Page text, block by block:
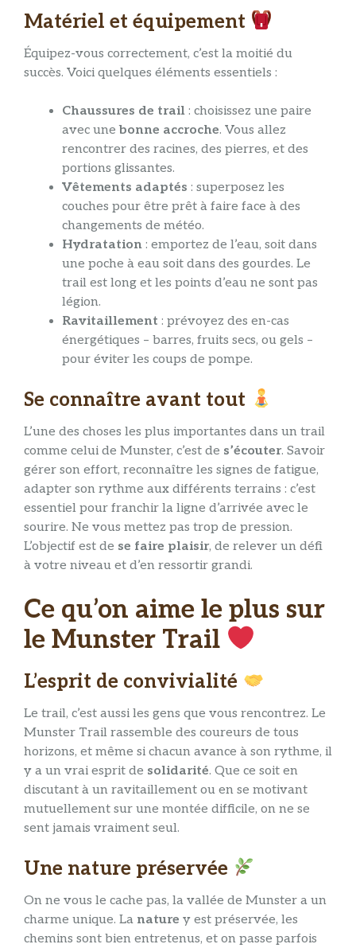
Matériel et équipement
Équipez-vous correctement, c’est la moitié du
succès. Voici quelques éléments essentiels :
Chaussures de trail : choisissez une paire
avec unebonne accroche. Vous allez
rencontrer des racines, des pierres, et des
portions glissantes.
Vêtements adaptés : superposez les
couches pour être prêt à faire face à des
changements de météo.
Hydratation : emportez de l’eau, soit dans
une poche à eau soit dans des gourdes. Le
trail est long et les points d’eau ne sont pas
légion.
Ravitaillement : prévoyez des en-cas
énergétiques – barres, fruits secs, ou gels –
pour éviter les coups de pompe.
Se connaître avant tout
L’une des choses les plus importantes dans un trail
comme celui de Munster, c’est de s’écouter. Savoir
gérer son effort, reconnaître les signes de fatigue,
adapter son rythme aux différents terrains : c’est
essentiel pour franchir la ligne d’arrivée avec le
sourire. Ne vous mettez pas trop de pression.
L’objectif est de se faire plaisir, de relever un défi
à votre niveau et d’en ressortir grandi.
Ce qu’on aime le plus sur
le Munster Trail
L’esprit de convivialité
Le trail, c’est aussi les gens que vous rencontrez. Le
Munster Trail rassemble des coureurs de tous
horizons, et même si chacun avance à son rythme, il
y a un vrai esprit de solidarité. Que ce soit en
discutant à un ravitaillement ou en se motivant
mutuellement sur une montée difficile, on ne se
sent jamais vraiment seul.
Une nature préservée
On ne vous le cache pas, la vallée de Munster a un
charme unique. La nature y est préservée, les
chemins sont bien entretenus, et on passe parfois